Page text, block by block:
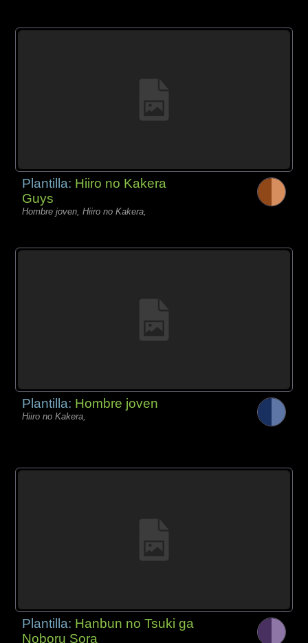
Plantilla: Hiiro no Kakera
Guys
Hombre joven, Hiiro no Kakera,
Plantilla: Hombre joven
Hiiro no Kakera,
Plantilla: Hanbun no Tsuki ga
Noboru Sora